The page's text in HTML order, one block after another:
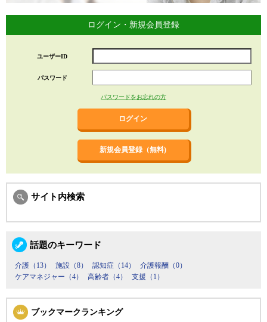
ログイン・新規会員登録
ユーザーID
パスワード
パスワードをお忘れの方
新規会員登録（無料)
サイト内検索
話題のキーワード
介護（13） 施設（8） 認知症（14）
介護報酬（0）
ケアマネジャー（4）
高齢者（4） 支援（1）
ブックマークランキング